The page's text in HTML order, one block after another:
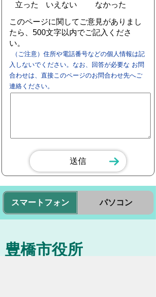
立った
いえない
なかった
このページに関してご意見がありまし
たら、500文字以内でご記入くださ
い。
（ご注意）住所や電話番号などの個人情報は記
入しないでください。なお、回答が必要な お問
合わせは、直接このページのお問合わせ先へご
連絡ください。
スマートフォン パソコン
豊橋市役所